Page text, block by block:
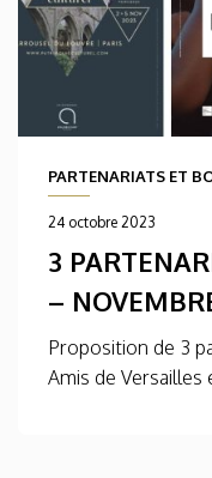
PARTENARIATS ET
24 octobre 2023
3
–
Proposition de 3
Amis de